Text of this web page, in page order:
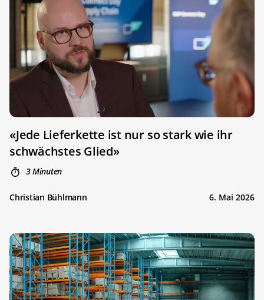
«Jede Lieferkette ist nur so stark wie ihr
schwächstes Glied»
3 Minuten
Christian Bühlmann 6. Mai 2026